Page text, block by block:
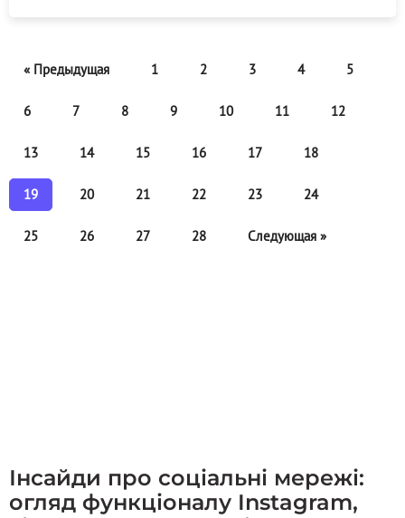
« Предыдущая 1 2 3 4 5
6 7 8 9 10 11 12
13 14 15 16 17 18
19 20 21 22 23 24
25 26 27 28 Следующая »
Інсайди про соціальні мережі:
огляд функціоналу Instagram,